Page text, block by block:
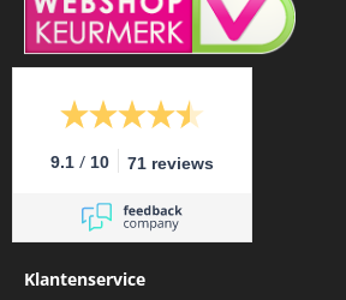
9.1 / 10 71 reviews
Klantenservice